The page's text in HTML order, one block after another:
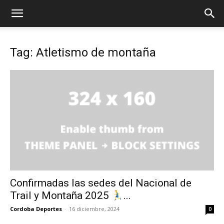
Tag: Atletismo de montaña
Confirmadas las sedes del Nacional de
Trail y Montaña 2025
...
Cordoba Deportes - 16 diciembre, 2024 0